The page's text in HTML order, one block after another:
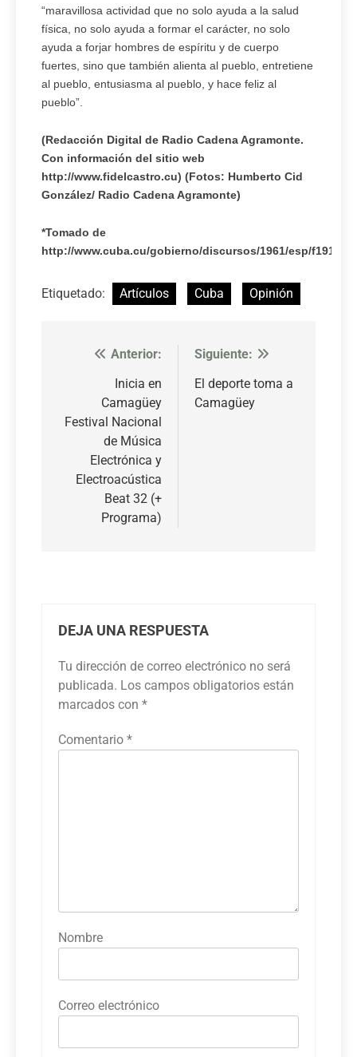
“maravillosa actividad que no solo ayuda a la salud
física, no solo ayuda a formar el carácter, no solo
ayuda a forjar hombres de espíritu y de cuerpo
fuertes, sino que también alienta al pueblo, entretiene
al pueblo, entusiasma al pueblo, y hace feliz al
pueblo”.
(Redacción Digital de Radio Cadena Agramonte.
Con información del sitio web
http://www.fidelcastro.cu) (Fotos: Humberto Cid
González/ Radio Cadena Agramonte)
*Tomado de
http://www.cuba.cu/gobierno/discursos/1961/esp/
Etiquetado: Artículos Cuba Opinión
Navegación
entradas
Anterior:
Inicia en
Camagüey
Festival Nacional
de Música
Electrónica y
Electroacústica
Beat 32 (+
Programa)
Siguiente:
El deporte toma a
Camagüey
DEJA UNA RESPUESTA
Tu dirección de correo electrónico no será
publicada. Los campos obligatorios están
marcados con *
Comentario *
Nombre
Correo electrónico